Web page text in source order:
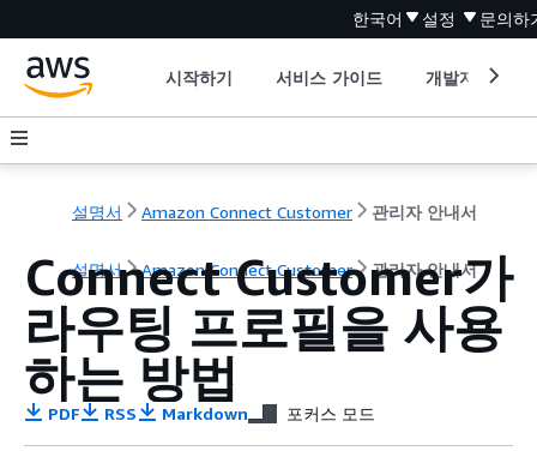
한국어 설정 문의하
시작하기 서비스 가이드 개발자 도구
설명서 Amazon Connect Customer 관리자 안내서
설명서 Amazon Connect Customer 관리자 안내서
Connect Customer가
라우팅 프로필을 사용
하는 방법
PDF RSS Markdown 포커스 모드